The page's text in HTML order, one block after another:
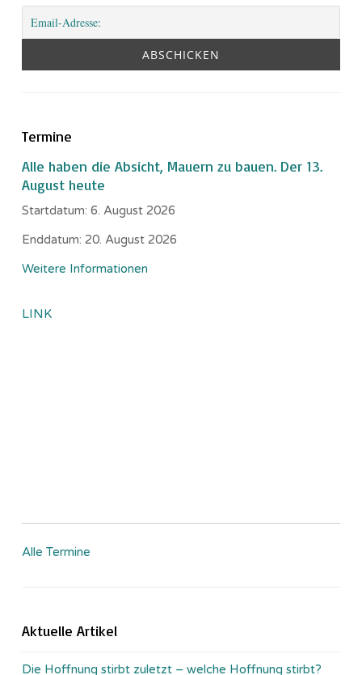
Termine
Alle haben die Absicht, Mauern zu bauen. Der 13.
August heute
Startdatum: 6. August 2026
Enddatum: 20. August 2026
Weitere Informationen
LINK
Alle Termine
Aktuelle Artikel
Die Hoffnung stirbt zuletzt – welche Hoffnung stirbt?